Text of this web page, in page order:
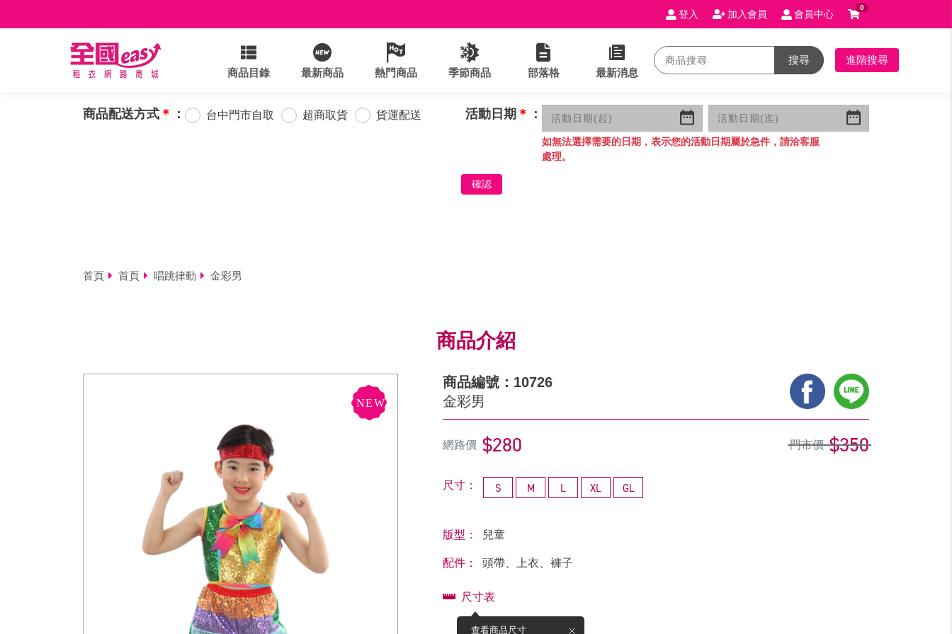
登入 加入會員 會員中心
0
商品目錄 最新商品 熱門商品 季節商品 部落格 最新消息
搜尋 進階搜尋
商品配送方式 ＊ ： 台中門市自取 超商取貨 貨運配送 活動日期 ＊ ：
如無法選擇需要的日期，表示您的活動日期屬於急件，請洽客服
處理。
確認
首頁 首頁 唱跳律動 金彩男
商品介紹
商品編號：10726
金彩男
網路價 $280 門市價 $350
尺寸： S M L XL GL
版型： 兒童
配件： 頭帶、上衣、褲子
尺寸表
查看商品尺寸